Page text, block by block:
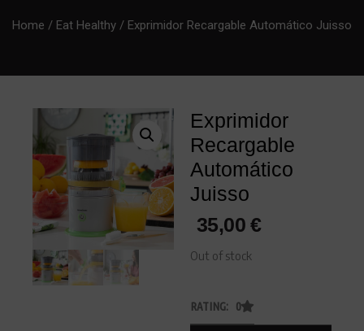
Home / Eat Healthy / Exprimidor Recargable Automático Juisso
Exprimidor
Recargable
Automático
Juisso
35,00€
Out of stock
RATING: 0